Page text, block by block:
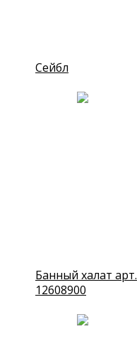
Сейбл
Банный халат арт.
12608900